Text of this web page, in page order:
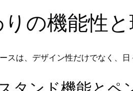
の機能性
スは、デザイン性だけでなく、